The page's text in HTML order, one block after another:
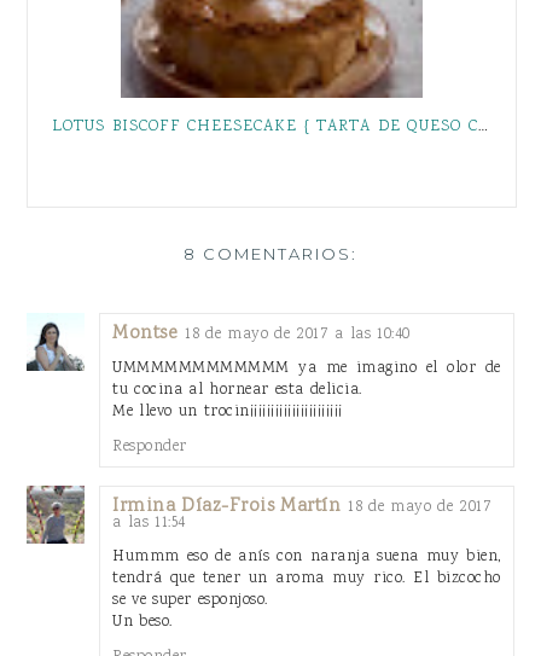
LOTUS BISCOFF CHEESECAKE { TARTA DE QUESO CON GALLETAS LOTUS BISCOFF SIN HORNO }
8 COMENTARIOS:
Montse 18 de mayo de 2017 a las 10:40
UMMMMMMMMMMMM ya me imagino el olor de
tu cocina al hornear esta delicia.
Me llevo un trocin¡¡¡¡¡¡¡¡¡¡¡¡¡¡¡¡¡¡¡¡¡¡
Responder
Irmina Díaz-Frois Martín 18 de mayo de 2017
a las 11:54
Hummm eso de anís con naranja suena muy bien,
tendrá que tener un aroma muy rico. El bizcocho
se ve super esponjoso.
Un beso.